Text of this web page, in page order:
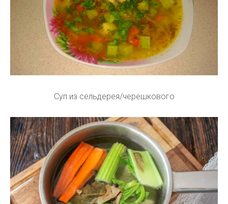
Суп из сельдерея/черешкового